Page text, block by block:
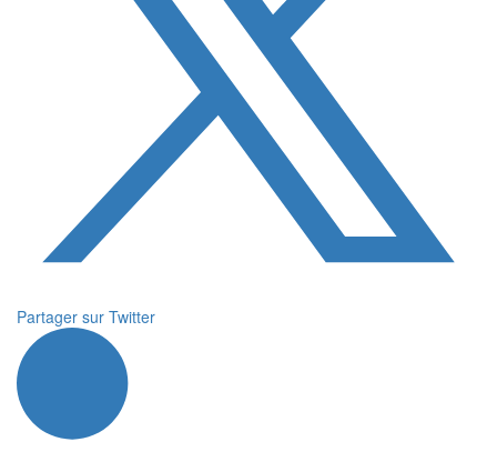
Partager sur Twitter